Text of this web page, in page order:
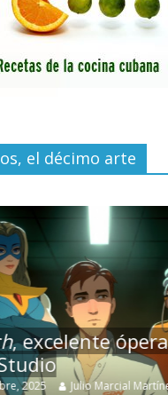
el décimo arte
, excelente
2025 Julio Marcial